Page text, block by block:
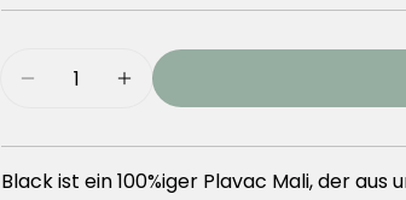
Menge für Saints Hills Black –
Menge für Saints Hills
Black ist ein 100%iger Plavac Mali, der